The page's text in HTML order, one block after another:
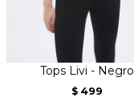
Tops Livi - Negro
$ 499